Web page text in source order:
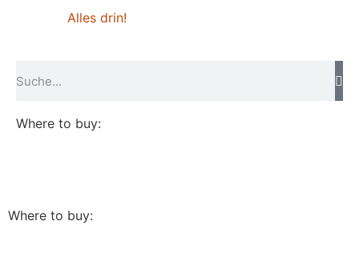
Alles drin!
Where to buy:
Where to buy: